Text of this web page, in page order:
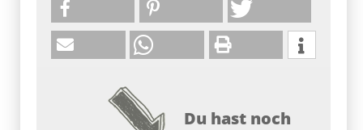
Du hast noch